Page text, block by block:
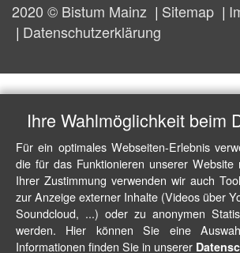
2020 © Bistum Mainz Sitemap
Datenschutzerklärung
Ihre Wahlmöglichkeit beim
Für ein optimales Webseiten-Erlebnis
die für das Funktionieren unserer Website
Ihrer Zustimmung verwenden wir auch
zur Anzeige externer Inhalte (Videos über
Soundcloud, ...) oder zu anonymen
werden. Hier können Sie eine
Informationen finden Sie in unserer